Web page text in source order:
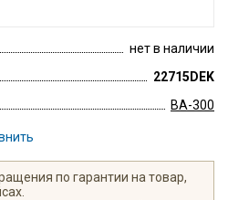
нет в наличии
22715DEK
ВА-300
по гарантии на товар,